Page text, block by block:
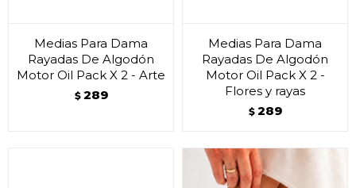
Medias Para Dama
Rayadas De Algodón
Motor Oil Pack X 2 - Arte
$ 289
Medias Para Dama
Rayadas De Algodón
Motor Oil Pack X 2 -
Flores y rayas
$ 289